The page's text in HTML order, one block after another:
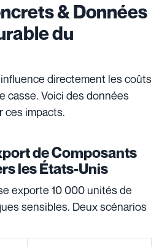
& Données
du
directement les coûts
casse. Voici des données
ces impacts.
de Composants
les États-Unis
exporte 10 000 unités de
sensibles. Deux scénarios